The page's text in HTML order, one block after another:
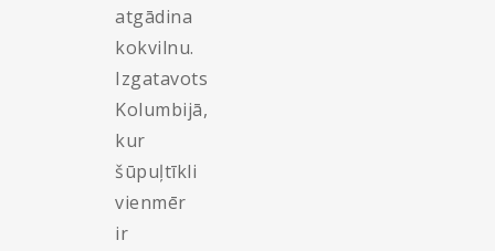
atgādina
kokvilnu.
Izgatavots
Kolumbijā,
kur
šūpuļtīkli
vienmēr
ir